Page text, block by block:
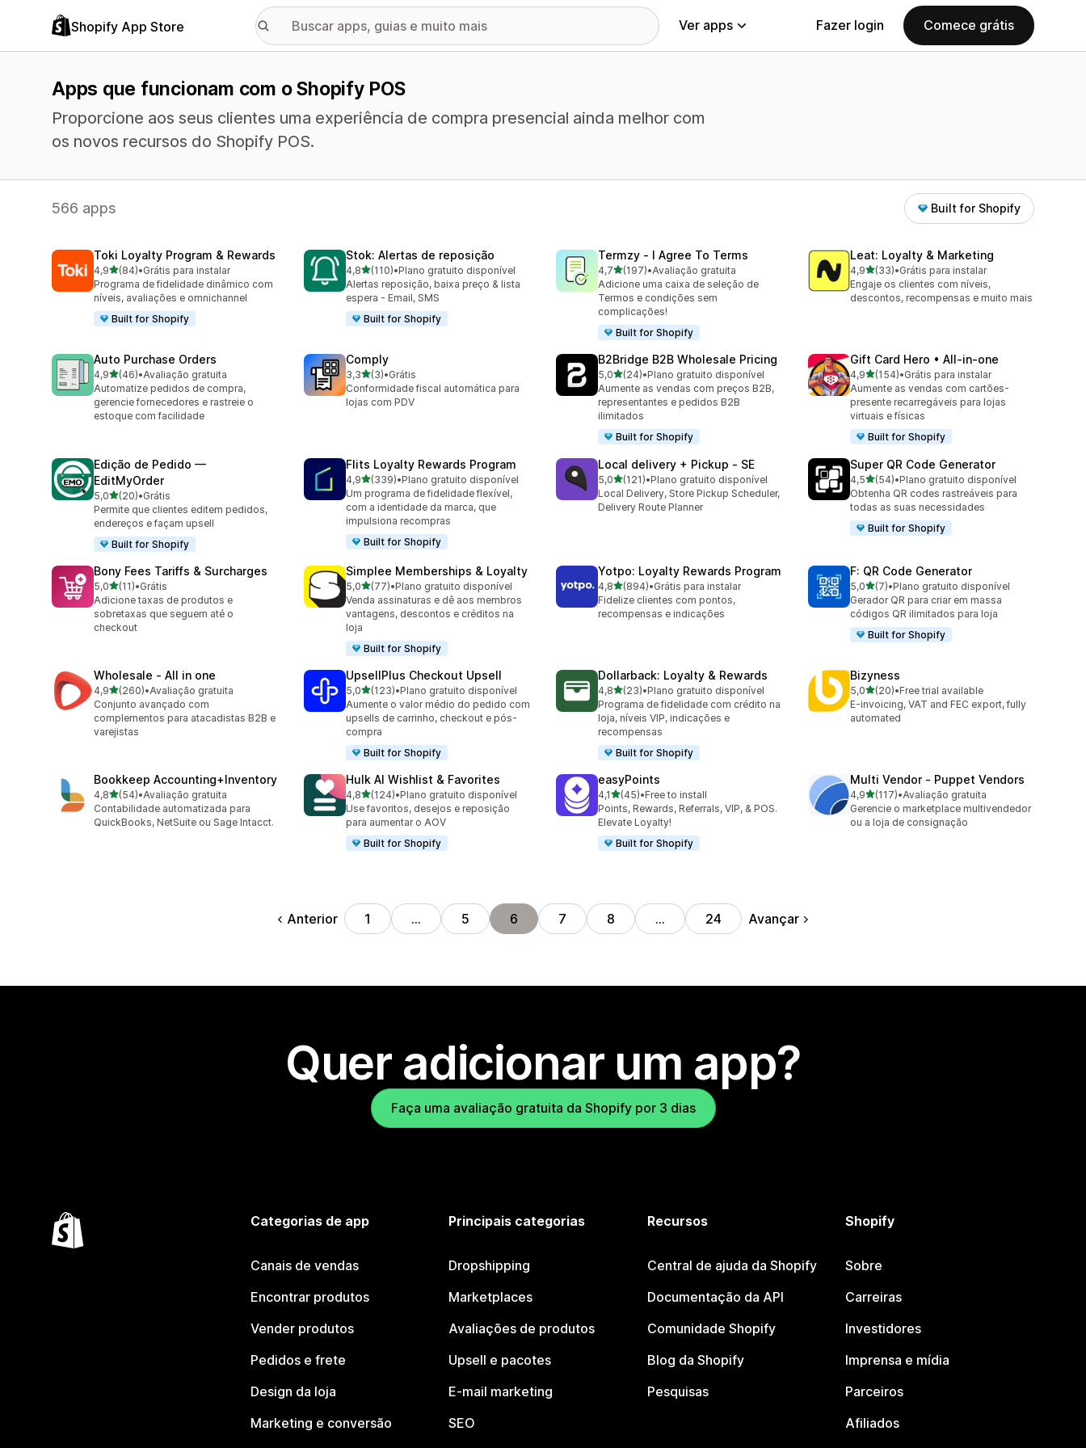
Shopify App Store Ver apps Fazer login Comece grátis
Apps que funcionam com o Shopify POS
Proporcione aos seus clientes uma experiência de compra presencial ainda melhor com
os novos recursos do Shopify POS.
566 apps Built for Shopify
Toki Loyalty Program & Rewards
4,9de 5 estrelas
(84)
84 avaliações ao todo
•Grátis para instalar
Programa de fidelidade dinâmico com
níveis, avaliações e omnichannel
Built for Shopify
Stok: Alertas de reposição
4,8de 5 estrelas
(110)
110 avaliações ao todo
•Plano gratuito disponível
Alertas reposição, baixa preço & lista
espera - Email, SMS
Built for Shopify
Termzy ‑ I Agree To Terms
4,7de 5 estrelas
(197)
197 avaliações ao todo
•Avaliação gratuita
Adicione uma caixa de seleção de
Termos e condições sem
complicações!
Built for Shopify
Leat: Loyalty & Marketing
4,9de 5 estrelas
(33)
33 avaliações ao todo
•Grátis para instalar
Engaje os clientes com níveis,
descontos, recompensas e muito mais
Auto Purchase Orders
4,9de 5 estrelas
(46)
46 avaliações ao todo
•Avaliação gratuita
Automatize pedidos de compra,
gerencie fornecedores e rastreie o
estoque com facilidade
Comply
3,3de 5 estrelas
(3)
3 avaliações ao todo
•Grátis
Conformidade fiscal automática para
lojas com PDV
B2Bridge B2B Wholesale Pricing
5,0de 5 estrelas
(24)
24 avaliações ao todo
•Plano gratuito disponível
Aumente as vendas com preços B2B,
representantes e pedidos B2B
ilimitados
Built for Shopify
Gift Card Hero • All‑in‑one
4,9de 5 estrelas
(154)
154 avaliações ao todo
•Grátis para instalar
Aumente as vendas com cartões-
presente recarregáveis para lojas
virtuais e físicas
Built for Shopify
Edição de Pedido —
EditMyOrder
5,0de 5 estrelas
(20)
20 avaliações ao todo
•Grátis
Permite que clientes editem pedidos,
endereços e façam upsell
Built for Shopify
Flits Loyalty Rewards Program
4,9de 5 estrelas
(339)
339 avaliações ao todo
•Plano gratuito disponível
Um programa de fidelidade flexível,
com a identidade da marca, que
impulsiona recompras
Built for Shopify
Local delivery + Pickup ‑ SE
5,0de 5 estrelas
(121)
121 avaliações ao todo
•Plano gratuito disponível
Local Delivery, Store Pickup Scheduler,
Delivery Route Planner
Super QR Code Generator
4,5de 5 estrelas
(54)
54 avaliações ao todo
•Plano gratuito disponível
Obtenha QR codes rastreáveis para
todas as suas necessidades
Built for Shopify
Bony Fees Tariffs & Surcharges
5,0de 5 estrelas
(11)
11 avaliações ao todo
•Grátis
Adicione taxas de produtos e
sobretaxas que seguem até o
checkout
Simplee Memberships & Loyalty
5,0de 5 estrelas
(77)
77 avaliações ao todo
•Plano gratuito disponível
Venda assinaturas e dê aos membros
vantagens, descontos e créditos na
loja
Built for Shopify
Yotpo: Loyalty Rewards Program
4,8de 5 estrelas
(894)
894 avaliações ao todo
•Grátis para instalar
Fidelize clientes com pontos,
recompensas e indicações
F: QR Code Generator
5,0de 5 estrelas
(7)
7 avaliações ao todo
•Plano gratuito disponível
Gerador QR para criar em massa
códigos QR ilimitados para loja
Built for Shopify
Wholesale ‑ All in one
4,9de 5 estrelas
(260)
260 avaliações ao todo
•Avaliação gratuita
Conjunto avançado com
complementos para atacadistas B2B e
varejistas
UpsellPlus Checkout Upsell
5,0de 5 estrelas
(123)
123 avaliações ao todo
•Plano gratuito disponível
Aumente o valor médio do pedido com
upsells de carrinho, checkout e pós-
compra
Built for Shopify
Dollarback: Loyalty & Rewards
4,8de 5 estrelas
(23)
23 avaliações ao todo
•Plano gratuito disponível
Programa de fidelidade com crédito na
loja, níveis VIP, indicações e
recompensas
Built for Shopify
Bizyness
5,0de 5 estrelas
(20)
20 avaliações ao todo
•Free trial available
E-invoicing, VAT and FEC export, fully
automated
Bookkeep Accounting+Inventory
4,8de 5 estrelas
(54)
54 avaliações ao todo
•Avaliação gratuita
Contabilidade automatizada para
QuickBooks, NetSuite ou Sage Intacct.
Hulk AI Wishlist & Favorites
4,8de 5 estrelas
(124)
124 avaliações ao todo
•Plano gratuito disponível
Use favoritos, desejos e reposição
para aumentar o AOV
Built for Shopify
easyPoints
4,1de 5 estrelas
(45)
45 avaliações ao todo
•Free to install
Points, Rewards, Referrals, VIP, & POS.
Elevate Loyalty!
Built for Shopify
Multi Vendor ‑ Puppet Vendors
4,9de 5 estrelas
(117)
117 avaliações ao todo
•Avaliação gratuita
Gerencie o marketplace multivendedor
ou a loja de consignação
Anterior 1 … 5 6 7 8 … 24 Avançar
Quer adicionar um app?
Faça uma avaliação gratuita da Shopify por 3 dias
Categorias de app
Canais de vendas
Encontrar produtos
Vender produtos
Pedidos e frete
Design da loja
Marketing e conversão
Principais categorias
Dropshipping
Marketplaces
Avaliações de produtos
Upsell e pacotes
E-mail marketing
SEO
Recursos
Central de ajuda da Shopify
Documentação da API
Comunidade Shopify
Blog da Shopify
Pesquisas
Shopify
Sobre
Carreiras
Investidores
Imprensa e mídia
Parceiros
Afiliados